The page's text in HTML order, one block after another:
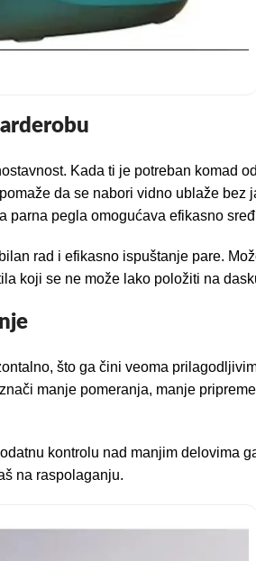
Kada ti je potreban komad
da se nabori vidno ublaže
parna pegla omogućava efikasno
rad i efikasno ispuštanje pare.
koji se ne može lako položiti na
što ga čini veoma
manje pomeranja, manje
kontrolu nad manjim delovima
na raspolaganju.